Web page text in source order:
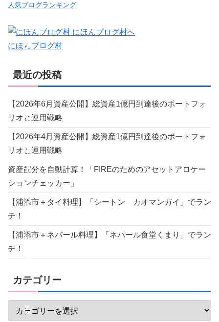
i
M
o
i
（
モ
ー
イ
モ
ー
イ
ち
ゃ
ん
ぷ
る
人気ブログランキング
にほんブログ村
最近の投稿
【2026年6月資産公開】総資産1億円到達後のポートフォ
リオと運用戦略
【2026年4月資産公開】総資産1億円到達後のポートフォ
リオと運用戦略
資産配分を自動計算！「FIREのためのアセットアロケー
ションチェッカー」
【浦添市＋タイ料理】「シートン カオマンガイ」でラン
チ！
【浦添市＋ネパール料理】「ネパール食堂くまり」でラン
チ！
カテゴリー